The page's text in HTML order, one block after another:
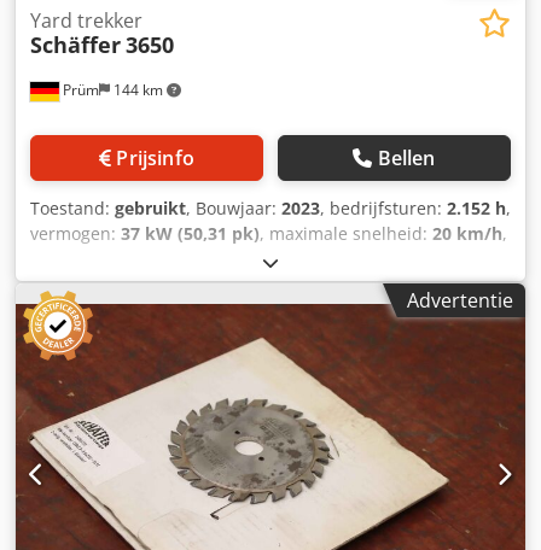
Prüm 144 km
Yard trekker
Schäffer3650
Prijsinfo Bellen
Toestand: gebruikt, Bouwjaar: 2023, bedrijfsturen: 2.152 h,
vermogen: 37 kW (50,31 pk), maximale snelheid: 20 km/h,
Bedrijfstijden: 2152; voorzien van ROPS-
beschermingsbeugel voor de bestuurder; Kubota-
dieselmotor D1803-CR-T; 37 kW = 50 pk; achtergewicht-
eindplaat; snelle versnelling 20 km/u; hydraulische
gereedschapsvergrendeling; veiligheidssysteem; speciale
uitrusting; achteras met verbrede spatborden;
ballastgewicht 100 kg; banden 15.0/55-17 AS, 6-gaats, ET
-45; tandwielpomp, versterkt, 19 ccm (vereist een 37 kW-
motor); set werklampen, LED, 800 lumen (2x voor en 1x
achter); opnameframe, Euro-W; hydraulische
vergrendeling; sleepinrichting met bout en sjorogen;
opslaglocatie: HIS Hanau. Dcodpfx Absxmrvuo Rek
Advertentie